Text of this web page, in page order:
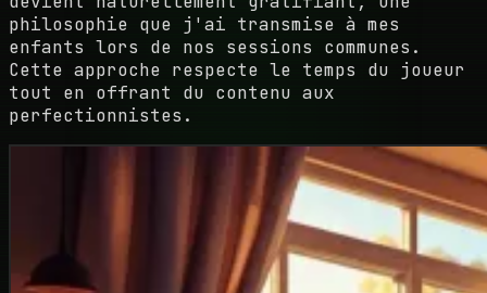
philosophie que j'ai transmise à mes
enfants lors de nos sessions communes.
Cette approche respecte le temps du joueur
tout en offrant du contenu aux
perfectionnistes.